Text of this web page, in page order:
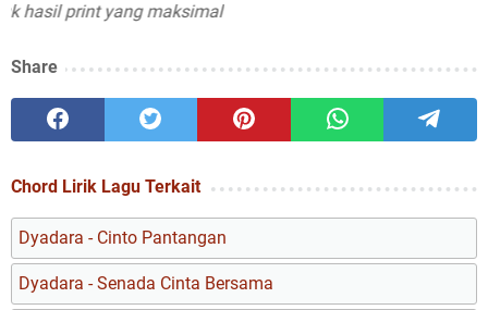
print yang maksimal
Share
Chord Lirik Lagu Terkait
Dyadara - Cinto Pantangan
Dyadara - Senada Cinta Bersama